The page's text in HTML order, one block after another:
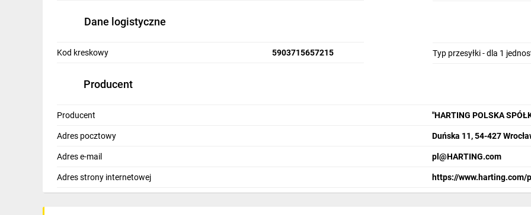
ElektromobilnośćDane logistyczne
Kod kreskowy 5903715657215 Typ przesyłki - dla 1
Producent
Producent "HARTING POLSKA
Adres pocztowy Duńska 11, 54-427
Adres e-mail pl@HARTING.com
Adres strony internetowej https://www.harting.com/